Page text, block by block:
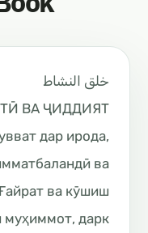
خلق النشاط
ВА ҶИДДИЯТ
дар ирода,
ва
ва кӯшиш
муҳиммот, дарк